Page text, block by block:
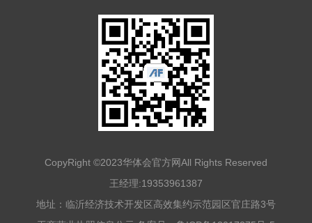
CopyRight ©2023华体会官方网All Rights Reserved
王经理:19353961387
地址：临沂经济技术开发区高效集约示范园区官庄路3号